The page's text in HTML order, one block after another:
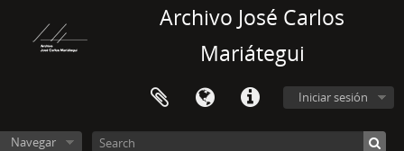
Archivo José Carlos
Mariátegui
Iniciar sesión
Navegar